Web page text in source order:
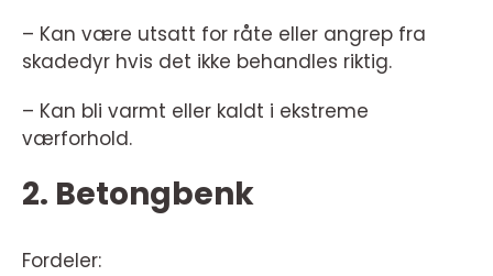
– Kan være utsatt for råte eller angrep fra
skadedyr hvis det ikke behandles riktig.
– Kan bli varmt eller kaldt i ekstreme
værforhold.
2. Betongbenk
Fordeler: